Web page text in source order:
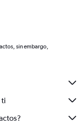
sin embargo,
ti